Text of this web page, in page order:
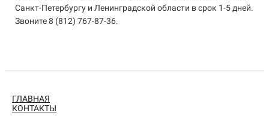
Санкт-Петербургу и Ленинградской области в срок 1-5 дней.
Звоните 8 (812) 767-87-36.
ГЛАВНАЯ
КОНТАКТЫ